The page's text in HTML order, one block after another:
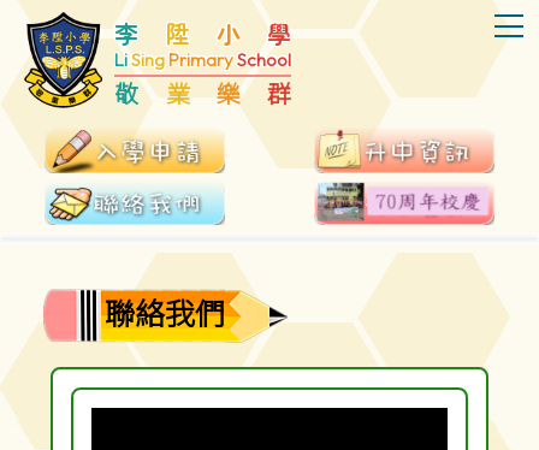
李 陞 小 學
LiSingPrimarySchool
敬 業 樂 群
聯絡我們